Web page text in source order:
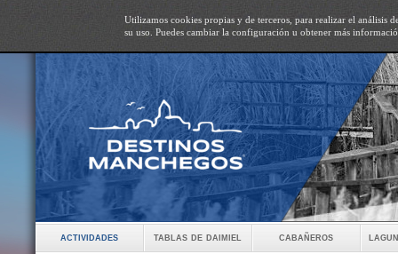
Utilizamos cookies propias y de terceros, para realizar el análisis
su uso. Puedes cambiar la configuración u obtener más
actividades tablas de daimiel cabañeros